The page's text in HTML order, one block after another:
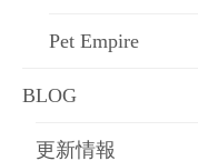
Pet Empire
BLOG
更新情報